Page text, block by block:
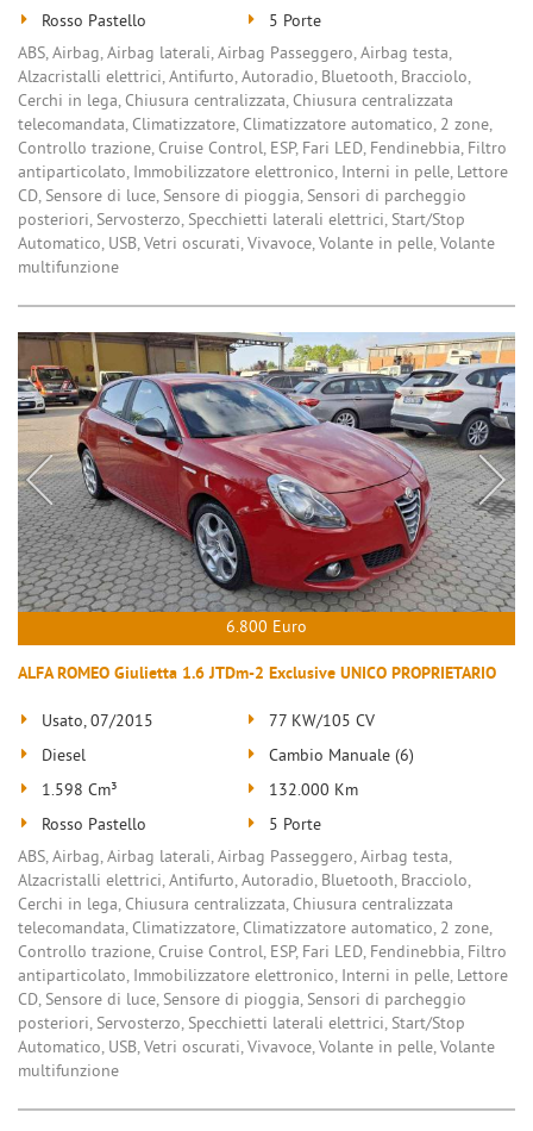
Rosso Pastello
5 Porte
ABS, Airbag, Airbag laterali, Airbag Passeggero, Airbag testa,
Alzacristalli elettrici, Antifurto, Autoradio, Bluetooth, Bracciolo,
Cerchi in lega, Chiusura centralizzata, Chiusura centralizzata
telecomandata, Climatizzatore, Climatizzatore automatico, 2 zone,
Controllo trazione, Cruise Control, ESP, Fari LED, Fendinebbia, Filtro
antiparticolato, Immobilizzatore elettronico, Interni in pelle, Lettore
CD, Sensore di luce, Sensore di pioggia, Sensori di parcheggio
posteriori, Servosterzo, Specchietti laterali elettrici, Start/Stop
Automatico, USB, Vetri oscurati, Vivavoce, Volante in pelle, Volante
multifunzione
6.800 Euro
ALFA ROMEO Giulietta 1.6 JTDm-2 Exclusive UNICO PROPRIETARIO
Usato, 07/2015
77 KW/105 CV
Diesel
Cambio Manuale (6)
1.598 Cm³
132.000 Km
Rosso Pastello
5 Porte
ABS, Airbag, Airbag laterali, Airbag Passeggero, Airbag testa,
Alzacristalli elettrici, Antifurto, Autoradio, Bluetooth, Bracciolo,
Cerchi in lega, Chiusura centralizzata, Chiusura centralizzata
telecomandata, Climatizzatore, Climatizzatore automatico, 2 zone,
Controllo trazione, Cruise Control, ESP, Fari LED, Fendinebbia, Filtro
antiparticolato, Immobilizzatore elettronico, Interni in pelle, Lettore
CD, Sensore di luce, Sensore di pioggia, Sensori di parcheggio
posteriori, Servosterzo, Specchietti laterali elettrici, Start/Stop
Automatico, USB, Vetri oscurati, Vivavoce, Volante in pelle, Volante
multifunzione